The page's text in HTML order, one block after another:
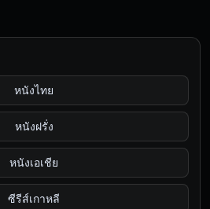
หนังไทย
หนังฝรั่ง
หนังเอเชีย
ซีรีส์เกาหลี